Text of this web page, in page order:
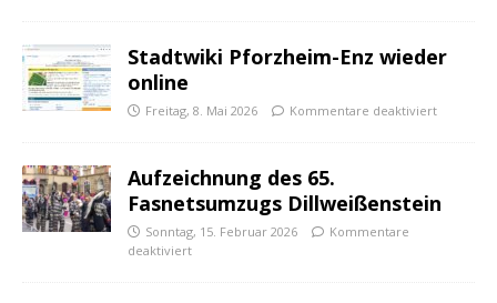
Stadtwiki Pforzheim-Enz wieder
online
Freitag, 8. Mai 2026 Kommentare deaktiviert
Aufzeichnung des 65.
Fasnetsumzugs Dillweißenstein
Sonntag, 15. Februar 2026
Kommentare
deaktiviert